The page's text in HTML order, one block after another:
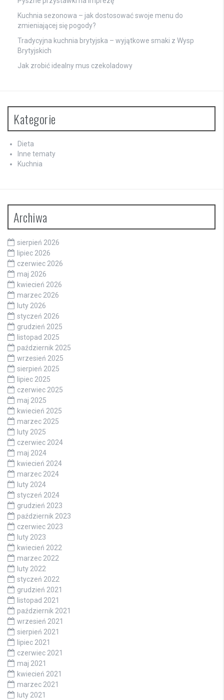
Kuchnia sezonowa – jak dostosować swoje menu do
zmieniającej się pogody?
Tradycyjna kuchnia brytyjska – wyjątkowe smaki z Wysp
Brytyjskich
Jak zrobić idealny mus czekoladowy
Kategorie
Dieta
Inne tematy
Kuchnia
Archiwa
sierpień 2026
lipiec 2026
czerwiec 2026
maj 2026
kwiecień 2026
marzec 2026
luty 2026
styczeń 2026
grudzień 2025
listopad 2025
październik 2025
wrzesień 2025
sierpień 2025
lipiec 2025
czerwiec 2025
maj 2025
kwiecień 2025
marzec 2025
luty 2025
czerwiec 2024
maj 2024
kwiecień 2024
marzec 2024
luty 2024
styczeń 2024
grudzień 2023
październik 2023
czerwiec 2023
luty 2023
kwiecień 2022
marzec 2022
luty 2022
styczeń 2022
grudzień 2021
listopad 2021
październik 2021
wrzesień 2021
sierpień 2021
lipiec 2021
czerwiec 2021
maj 2021
kwiecień 2021
marzec 2021
luty 2021